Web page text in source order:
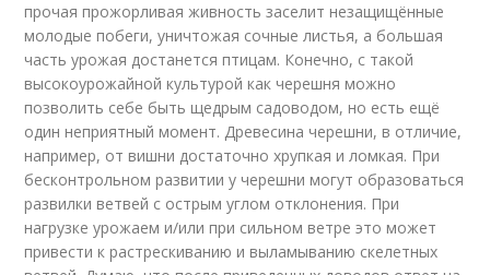
прочая прожорливая живность заселит незащищённые
молодые побеги, уничтожая сочные листья, а большая
часть урожая достанется птицам. Конечно, с такой
высокоурожайной культурой как черешня можно
позволить себе быть щедрым садоводом, но есть ещё
один неприятный момент. Древесина черешни, в отличие,
например, от вишни достаточно хрупкая и ломкая. При
бесконтрольном развитии у черешни могут образоваться
развилки ветвей с острым углом отклонения. При
нагрузке урожаем и/или при сильном ветре это может
привести к растрескиванию и выламыванию скелетных